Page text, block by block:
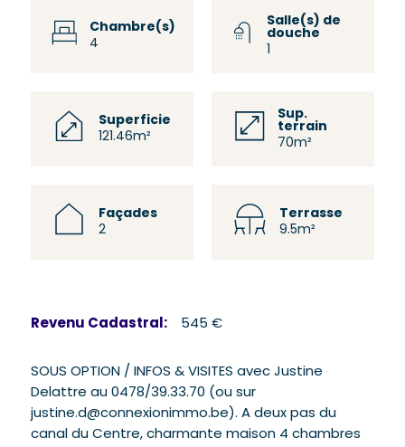
Chambre(s)
4
Salle(s) de
douche
Superficie
121.46m²
Sup.
terrain
70m²
Façades
2
Terrasse
9.5m²
Revenu Cadastral: 545 €
SOUS OPTION / INFOS & VISITES avec Justine
Delattre au 0478/39.33.70 (ou sur
justine.d@connexionimmo.be). A deux pas du
canal du Centre, charmante maison 4 chambres